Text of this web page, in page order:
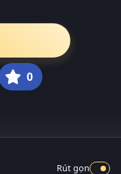
0
Rút gọn